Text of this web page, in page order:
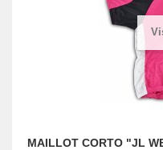
MAILLOT CORTO "JL